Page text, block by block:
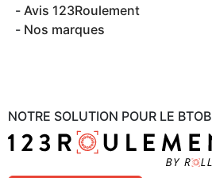
NOTRE SOLUTION POUR LE BTOB
Avis 123Roulement
Nos marques